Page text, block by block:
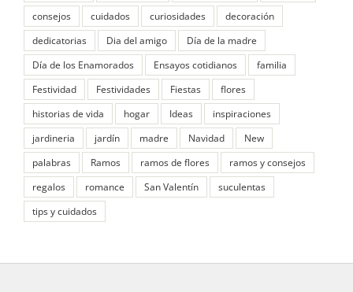
consejos
cuidados curiosidades
decoración
dedicatorias
Dia del amigo
Día de la madre
Día de los Enamorados
Ensayos cotidianos
familia
Festividad
Festividades Fiestas
flores
historias de vida
hogar Ideas
inspiraciones
jardineria
jardín madre Navidad
New
palabras
Ramos ramos de flores
ramos y consejos
regalos
romance San Valentín
suculentas
tips y cuidados